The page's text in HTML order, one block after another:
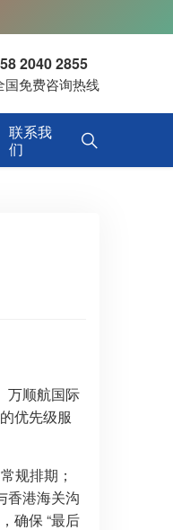
2040 2855
国免费咨询热线
联系我
们
万顺航国际
优先级服
规排期；
香港海关沟
确保 “最后